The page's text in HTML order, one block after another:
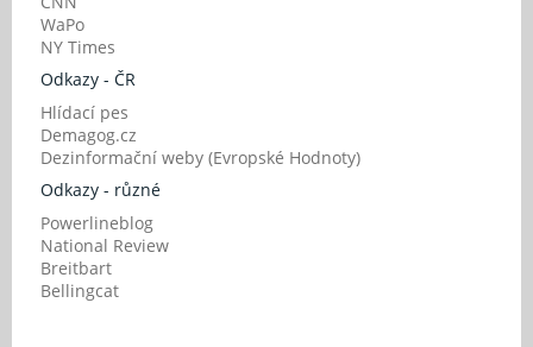
WaPo
NY Times
Odkazy - ČR
Hlídací pes
Demagog.cz
Dezinformační weby (Evropské Hodnoty)
Odkazy - různé
Powerlineblog
National Review
Breitbart
Bellingcat